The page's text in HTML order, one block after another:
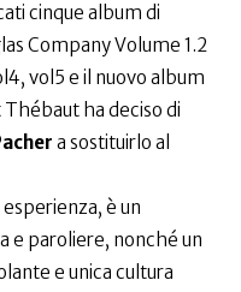
cinque album di
Company Volume 1.2
vol5 e il nuovo album
ha deciso di
a sostituirlo al
è un
e paroliere, nonché un
e unica cultura